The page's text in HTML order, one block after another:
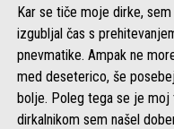
Kar se tiče moje dirke,
izgubljal čas s
pnevmatike. Ampak ne
med deseterico, še
bolje. Poleg tega se je moj
dirkalnikom sem našel